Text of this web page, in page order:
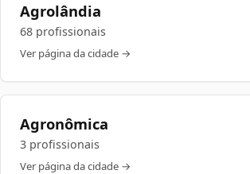
Agrolândia
68 profissionais
Ver página da cidade →
Agronômica
3 profissionais
Ver página da cidade →